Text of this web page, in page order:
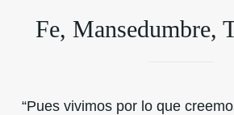
Fe, Mansedumbre,
“Pues vivimos por lo que